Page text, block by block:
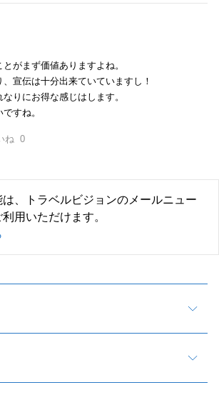
がまず価値ありますよね。
宣伝は十分出来ていていますし！
りにお得な感じはします。
すね。
0
、トラベルビジョンのメールニュー
用いただけます。